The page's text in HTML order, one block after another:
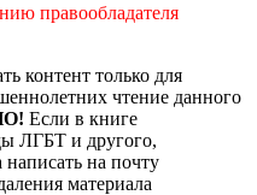
правообладателя
контент только для
чтение данного
Если в книге
ЛГБТ и другого,
написать на почту
материала